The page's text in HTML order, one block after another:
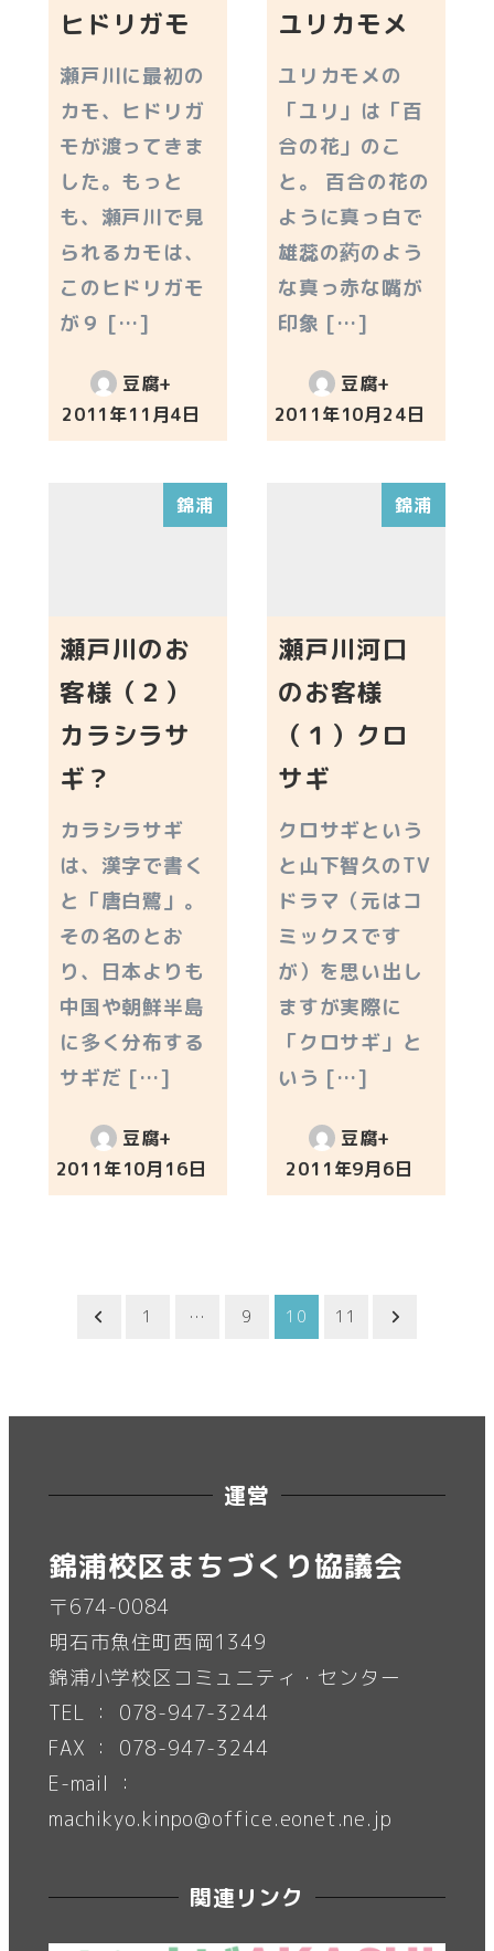
ヒドリガモ
瀬戸川に最初の
カモ、ヒドリガ
モが渡ってきま
した。もっと
も、瀬戸川で見
られるカモは、
このヒドリガモ
が９ […]
豆腐+
投稿日
2011年11月4日
ユリカモメ
ユリカモメの
「ユリ」は「百
合の花」のこ
と。 百合の花の
ように真っ白で
雄蕊の葯のよう
な真っ赤な嘴が
印象 […]
豆腐+
投稿日
2011年10月24日
錦浦
瀬戸川のお
客様（２）
カラシラサ
ギ？
カラシラサギ
は、漢字で書く
と「唐白鷺」。
その名のとお
り、日本よりも
中国や朝鮮半島
に多く分布する
サギだ […]
豆腐+
投稿日
2011年10月16日
錦浦
瀬戸川河口
のお客様
（１）クロ
サギ
クロサギという
と山下智久のTV
ドラマ（元はコ
ミックスです
が）を思い出し
ますが実際に
「クロサギ」と
いう […]
豆腐+
投稿日
2011年9月6日
ペ
ー
ジ
送
り
1 … 9 10 11
運営
錦浦校区まちづくり協議会
〒674-0084
明石市魚住町西岡1349
錦浦小学校区コミュニティ・センター
TEL ： 078-947-3244
FAX ： 078-947-3244
E-mail ：
machikyo.kinpo@office.eonet.ne.jp
関連リンク